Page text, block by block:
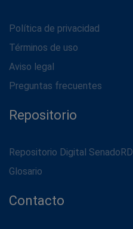
Política de privacidad
Términos de uso
Aviso legal
Preguntas frecuentes
Repositorio
Repositorio Digital SenadoRD
Glosario
Contacto